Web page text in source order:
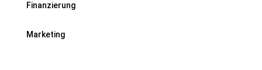
Finanzierung
Marketing